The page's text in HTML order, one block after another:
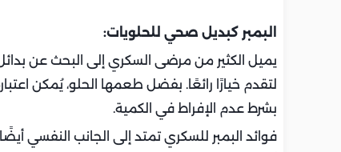
البمبر كبديل صحي للحلويات:
يميل الكثير من مرضى السكري إلى البحث عن بدائل
لتقدم خيارًا رائعًا. بفضل طعمها الحلو، يُمكن
بشرط عدم الإفراط في الكمية.
فوائد البمبر للسكري تمتد إلى الجانب النفسي